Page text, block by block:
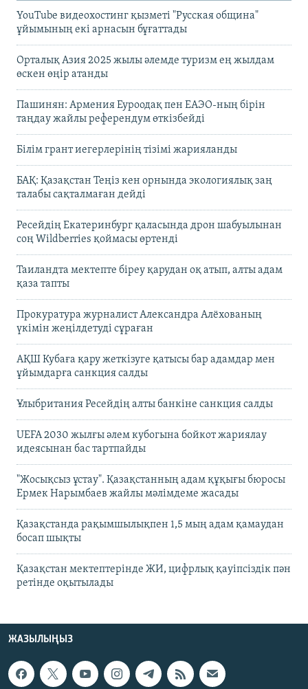
YouTube видеохостинг қызметі "Русская община"
ұйымының екі арнасын бұғаттады
Орталық Азия 2025 жылы әлемде туризм ең жылдам
өскен өңір атанды
Пашинян: Армения Еуроодақ пен ЕАЭО-ның бірін
таңдау жайлы референдум өткізбейді
Білім грант иегерлерінің тізімі жарияланды
БАҚ: Қазақстан Теңіз кен орнында экологиялық заң
талабы сақталмаған дейді
Ресейдің Екатеринбург қаласында дрон шабуылынан
соң Wildberries қоймасы өртенді
Таиландта мектепте біреу қарудан оқ атып, алты адам
қаза тапты
Прокуратура журналист Александра Алёхованың
үкімін жеңілдетуді сұраған
АҚШ Кубаға қару жеткізуге қатысы бар адамдар мен
ұйымдарға санкция салды
Ұлыбритания Ресейдің алты банкіне санкция салды
UEFA 2030 жылғы әлем кубогына бойкот жариялау
идеясынан бас тартпайды
"Жосықсыз ұстау". Қазақстанның адам құқығы бюросы
Ермек Нарымбаев жайлы мәлімдеме жасады
Қазақстанда рақымшылықпен 1,5 мың адам қамаудан
босап шықты
Қазақстан мектептерінде ЖИ, цифрлық қауіпсіздік пән
ретінде оқытылады
ЖАЗЫЛЫҢЫЗ